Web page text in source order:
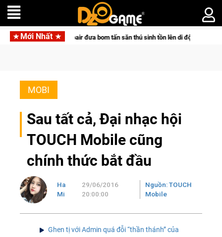
Mới Nhất
Pocketpair đưa bom tấn săn thú sinh tồn lên di động với tên gọi Palworld
MOBI
Sau tất cả, Đại nhạc hội
TOUCH Mobile cũng
chính thức bắt đầu
Ha
Mi
29/06/2016
20:00:00
Nguồn: TOUCH
Mobile
Ghen tị với Admin quá đỗi “thần thánh” của